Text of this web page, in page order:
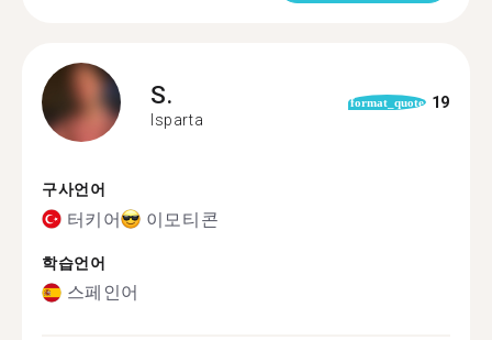
S.
Isparta
format_quote 19
구사언어
터키어 이모티콘
학습언어
스페인어